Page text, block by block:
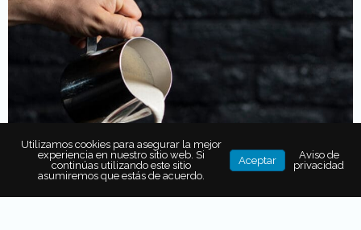
Utilizamos cookies para asegurar la mejor
experiencia en nuestro sitio web. Si
continúas utilizando este sitio
asumiremos que estás de acuerdo.
Aceptar
Aviso de
privacidad